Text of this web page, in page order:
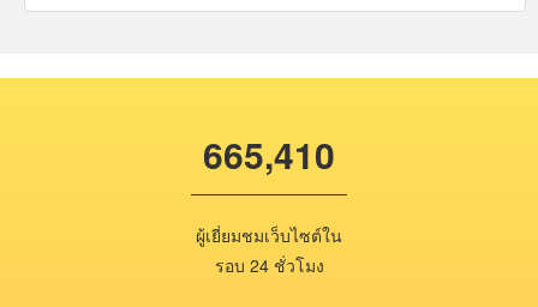
665,410
ผู้เยี่ยมชมเว็บไซต์ใน
รอบ 24 ชั่วโมง